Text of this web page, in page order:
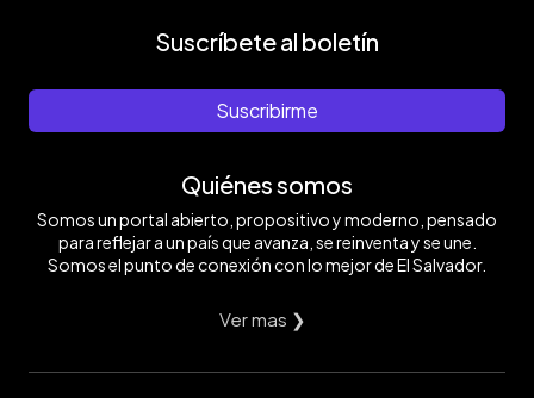
Suscríbete al boletín
Suscribirme
Quiénes somos
Somos un portal abierto, propositivo y moderno, pensado
para reflejar a un país que avanza, se reinventa y se une.
Somos el punto de conexión con lo mejor de El Salvador.
Ver mas ❯